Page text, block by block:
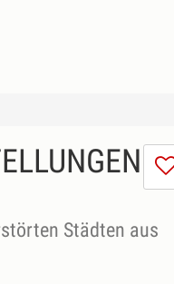
Städten aus